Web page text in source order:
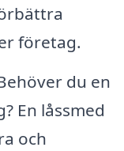
företag.
du en
En låssmed
och